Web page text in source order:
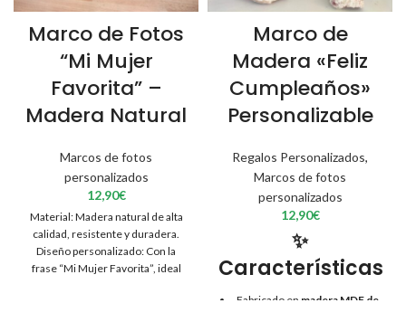
Marco de Fotos
“Mi Mujer
Favorita” –
Madera Natural
Marcos de fotos
personalizados
12,90€
Material: Madera natural de alta
calidad, resistente y duradera.
Diseño personalizado: Con la
frase “Mi Mujer Favorita”, ideal
Marco de
Madera «Feliz
Cumpleaños»
Personalizable
Regalos Personalizados,
Marcos de fotos
personalizados
12,90€
✨
Características
Fabricado en madera MDF de